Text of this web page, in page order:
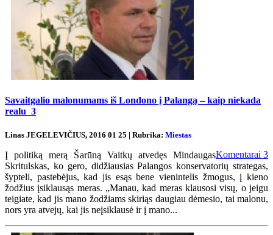
Savaitgalio malonumams iš Londono į Palangą – kaip niekada
realu 3
Linas JEGELEVIČIUS, 2016 01 25 | Rubrika: Miestas
Komentarai 3
Į politiką merą Šarūną Vaitkų atvedęs Mindaugas
Skritulskas, ko gero, didžiausias Palangos konservatorių strategas,
šypteli, pastebėjus, kad jis esąs bene vienintelis žmogus, į kieno
žodžius įsiklausąs meras. „Manau, kad meras klausosi visų, o jeigu
teigiate, kad jis mano žodžiams skiriąs daugiau dėmesio, tai malonu,
nors yra atvejų, kai jis neįsiklausė ir į mano...